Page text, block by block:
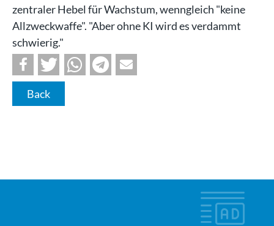
zentraler Hebel für Wachstum, wenngleich "keine
Allzweckwaffe". "Aber ohne KI wird es verdammt
schwierig."
Back